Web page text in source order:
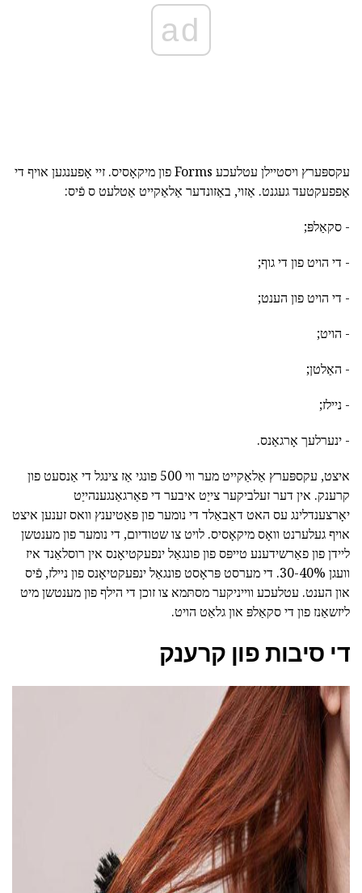
ad
עקספּערץ ויסטיילן עטלעכע Forms פון מיקאָסיס. זיי אָפענגען אויף די
אַפפעקטעד געגנט. אַזוי, באַזונדער אַלאַקייט אַטלעט ס פֿיס:
- סקאַלפּ;
- די הויט פון די גוף;
- די הויט פון הענט;
- הויט;
- האַלטן;
- ניילז;
- ינערלעך אָרגאַנס.
איצט, עקספּערץ אַלאַקייט מער ווי 500 פונגי אַז צינגל די אַנסעט פון
קרענק. אין דער זעלביקער צייַט איבער די פאַרגאַנגענהייַט
יאָרצענדלינג עס האט דאַבאַלד די נומער פון פּאַטיענץ וואס זענען איצט
אויף געלערנט וואָס מיקאָסיס. לויט צו שטודיום, די נומער פון מענטשן
ליידן פון פאַרשידענע טייפּס פון פונגאַל ינפעקטיאָנס אין רוסלאַנד איז
וועגן 30-40%. די מערסט פּראָסט פונגאַל ינפעקטיאָנס פון ניילז, פֿיס
און הענט. עטלעכע ווייניקער מסתּמא צו זוכן די הילף פון מענטשן מיט
ליזשאַנז פון די סקאַלפּ און גלאַט הויט.
די סיבות פון קרענק